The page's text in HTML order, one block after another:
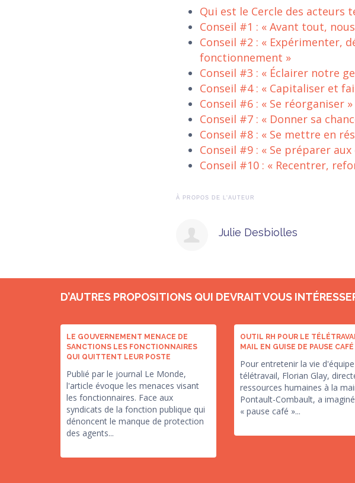
Qui est le Cercle des acteurs
Conseil #1 : « Avant tout,
Conseil #2 : « Expérimenter,
fonctionnement »
Conseil #3 : « Éclairer notre
Conseil #4 : « Capitaliser et
Conseil #6 : « Se réorganiser »
Conseil #7 : « Donner sa
Conseil #8 : « Se mettre en
Conseil #9 : « Se préparer aux
Conseil #10 : « Recentrer,
À PROPOS DE L'AUTEUR
Julie Desbiolles
D’AUTRES PROPOSITIONS QUI DEVRAIT VOUS
LE GOUVERNEMENT MENACE DE
SANCTIONS LES FONCTIONNAIRES
QUI QUITTENT LEUR POSTE
Publié par le journal Le Monde,
l'article évoque les menaces visant
les fonctionnaires. Face aux
syndicats de la fonction publique qui
dénoncent le manque de protection
des agents...
OUTIL RH POUR LE
MAIL EN GUISE DE PAUSE CAFÉ
Pour entretenir la vie
télétravail, Florian Glay,
ressources humaines à la
Pontault-Combault, a
« pause café »...